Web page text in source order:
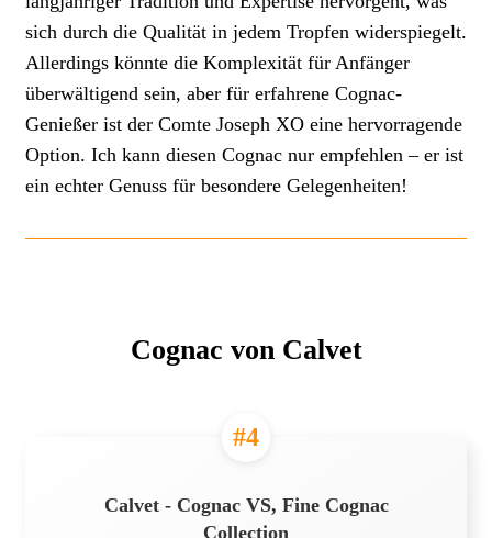
sich durch die Qualität in jedem Tropfen widerspiegelt.
Allerdings könnte die Komplexität für Anfänger
überwältigend sein, aber für erfahrene Cognac-
Genießer ist der Comte Joseph XO eine hervorragende
Option. Ich kann diesen Cognac nur empfehlen – er ist
ein echter Genuss für besondere Gelegenheiten!
Cognac von Calvet
#4
Calvet - Cognac VS, Fine Cognac
Collection